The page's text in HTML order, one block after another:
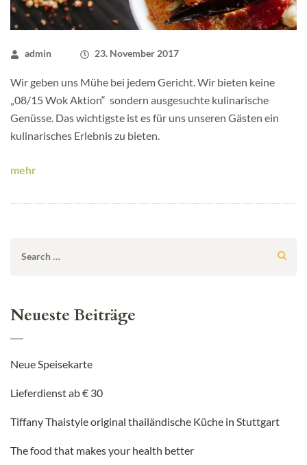
admin 23. November 2017
Wir geben uns Mühe bei jedem Gericht. Wir bieten keine
„08/15 Wok Aktion“ sondern ausgesuchte kulinarische
Genüsse. Das wichtigste ist es für uns unseren Gästen ein
kulinarisches Erlebnis zu bieten.
mehr
Search
Neueste Beiträge
Neue Speisekarte
Lieferdienst ab € 30
Tiffany Thaistyle original thailändische Küche in Stuttgart
The food that makes your health better